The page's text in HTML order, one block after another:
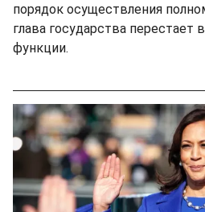
порядок осуществления
глава государства перестает
функции.